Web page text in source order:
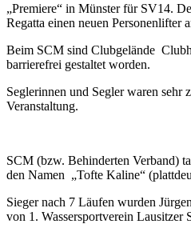
„Premiere“ in Münster für SV14.
Regatta einen neuen Personenlifter
Beim SCM sind Clubgelände
barrierefrei gestaltet worden.
Seglerinnen und Segler waren sehr
Veranstaltung.
SCM (bzw. Behinderten Verband)
den Namen „Tofte Kaline“
Sieger nach 7 Läufen wurden
von 1. Wassersportverein Lausitzer